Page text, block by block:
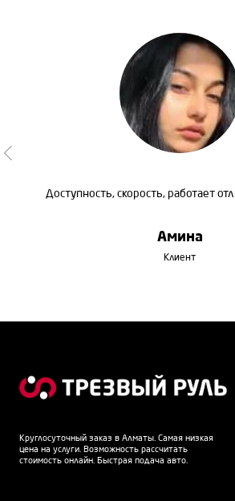
Доступность, скорость, работает
Амина
Клиент
Круглосуточный заказ в Алматы. Самая низкая
цена на услуги. Возможность рассчитать
стоимость онлайн. Быстрая подача авто.